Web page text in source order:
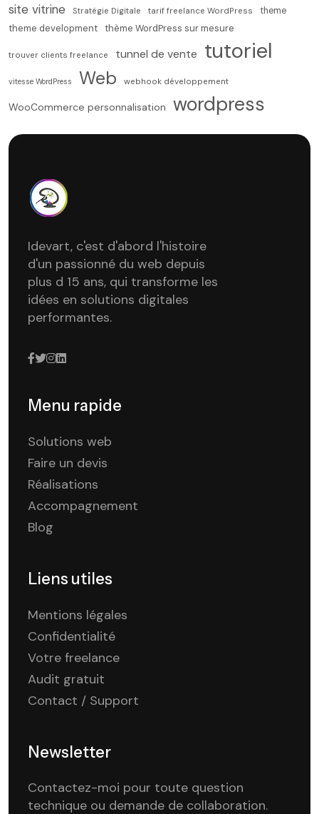
site vitrine Stratégie Digitale tarif freelance WordPress theme
theme development thème WordPress sur mesure
trouver clients freelance tunnel de vente tutoriel
vitesse WordPress Web webhook développement
WooCommerce personnalisation wordpress
Idevart, c'est d'abord l'histoire
d'un passionné du web depuis
plus d 15 ans, qui transforme les
idées en solutions digitales
performantes.
Menu rapide
Solutions web
Faire un devis
Réalisations
Accompagnement
Blog
Liens utiles
Mentions légales
Confidentialité
Votre freelance
Audit gratuit
Contact / Support
Newsletter
Contactez-moi pour toute question
technique ou demande de collaboration.